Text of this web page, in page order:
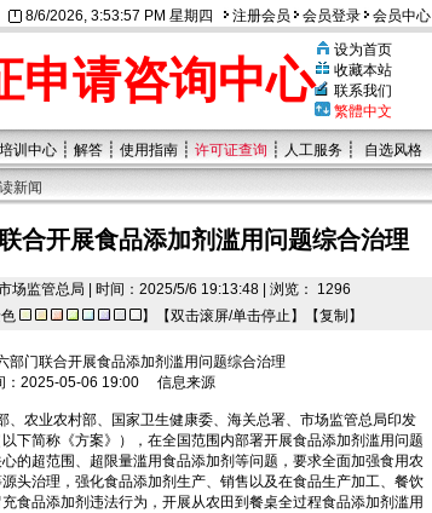
8/6/2026, 3:53:58 PM 星期四 注册会员 会员登录 会员中心
申请咨询中心
设为首页
收藏本站
联系我们
繁體中文
培训中心 ┊ 解答 ┊ 使用指南 ┊ 许可证查询 ┊ 人工服务 ┊ 自选风格
新闻
合开展食品添加剂滥用问题综合治理
场监管总局 | 时间：2025/5/6 19:13:48 | 浏览： 1296
】【双击滚屏/单击停止】【复制 】
门联合开展食品添加剂滥用问题综合治理
：2025-05-06 19:00 信息来源
、农业农村部、国家卫生健康委、海关总署、市场监管总局印发
下简称《方案》），在全国范围内部署开展食品添加剂滥用问题
心的超范围、超限量滥用食品添加剂等问题，要求全面加强食用农
头治理，强化食品添加剂生产、销售以及在食品生产加工、餐饮
食品添加剂违法行为，开展从农田到餐桌全过程食品添加剂滥用